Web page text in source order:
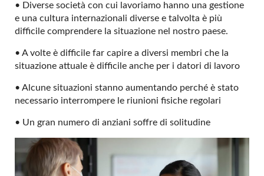
• Diverse società con cui lavoriamo hanno una gestione
e una cultura internazionali diverse e talvolta è più
difficile comprendere la situazione nel nostro paese.
• A volte è difficile far capire a diversi membri che la
situazione attuale è difficile anche per i datori di lavoro
• Alcune situazioni stanno aumentando perché è stato
necessario interrompere le riunioni fisiche regolari
• Un gran numero di anziani soffre di solitudine